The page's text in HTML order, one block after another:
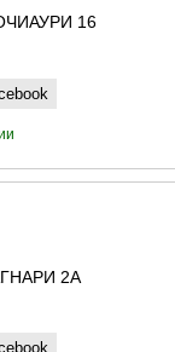
16
2А